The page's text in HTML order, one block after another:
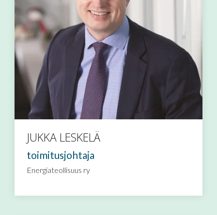
JUKKA LESKELÄ
toimitusjohtaja
Energiateollisuus ry